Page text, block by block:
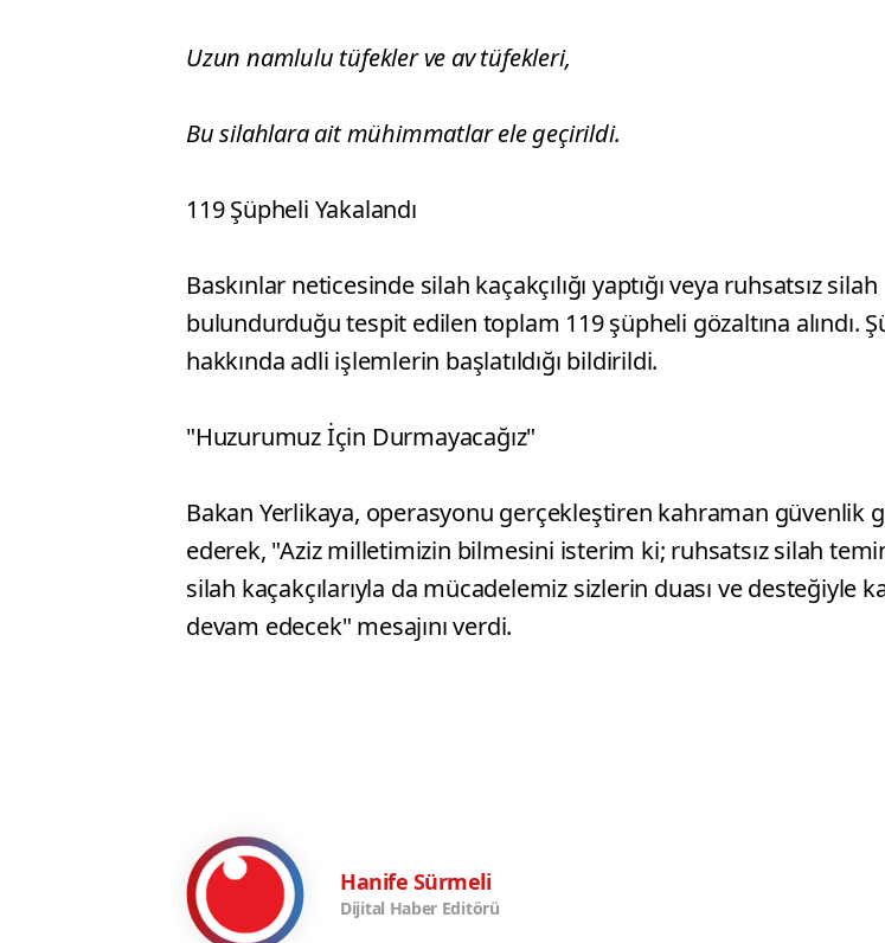
Uzun namlulu tüfekler ve av tüfekleri,
Bu silahlara ait mühimmatlar ele geçirildi.
119 Şüpheli Yakalandı
Baskınlar neticesinde silah kaçakçılığı yaptığı veya ruhsatsız silah
bulundurduğu tespit edilen toplam 119 şüpheli gözaltına alındı.
hakkında adli işlemlerin başlatıldığı bildirildi.
"Huzurumuz İçin Durmayacağız"
Bakan Yerlikaya, operasyonu gerçekleştiren kahraman güvenlik
ederek, "Aziz milletimizin bilmesini isterim ki; ruhsatsız silah
silah kaçakçılarıyla da mücadelemiz sizlerin duası ve desteğiyle
devam edecek" mesajını verdi.
Hanife Sürmeli
Dijital Haber Editörü